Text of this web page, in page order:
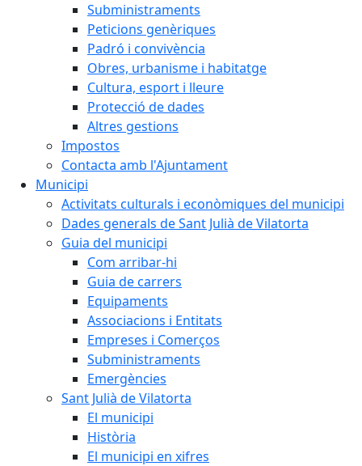
Subministraments
Peticions genèriques
Padró i convivència
Obres, urbanisme i habitatge
Cultura, esport i lleure
Protecció de dades
Altres gestions
Impostos
Contacta amb l'Ajuntament
Municipi
Activitats culturals i econòmiques del municipi
Dades generals de Sant Julià de Vilatorta
Guia del municipi
Com arribar-hi
Guia de carrers
Equipaments
Associacions i Entitats
Empreses i Comerços
Subministraments
Emergències
Sant Julià de Vilatorta
El municipi
Història
El municipi en xifres